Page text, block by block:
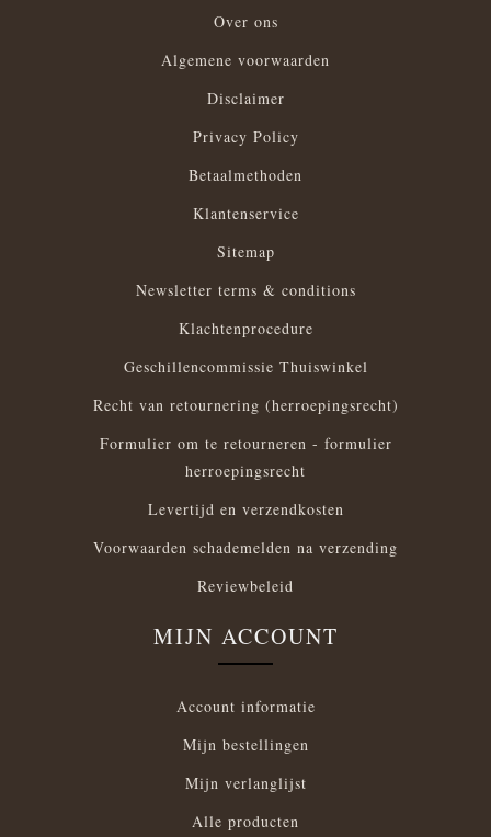
Over ons
Algemene voorwaarden
Disclaimer
Privacy Policy
Betaalmethoden
Klantenservice
Sitemap
Newsletter terms & conditions
Klachtenprocedure
Geschillencommissie Thuiswinkel
Recht van retournering (herroepingsrecht)
Formulier om te retourneren - formulier
herroepingsrecht
Levertijd en verzendkosten
Voorwaarden schademelden na verzending
Reviewbeleid
MIJN ACCOUNT
Account informatie
Mijn bestellingen
Mijn verlanglijst
Alle producten